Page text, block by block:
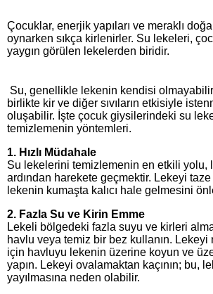
Çocuklar, enerjik yapıları ve meraklı
oynarken sıkça kirlenirler. Su lekeleri,
yaygın görülen lekelerden biridir.
Su, genellikle lekenin kendisi
birlikte kir ve diğer sıvıların etkisiyle
oluşabilir. İşte çocuk giysilerindeki su
temizlemenin yöntemleri.
1. Hızlı Müdahale
Su lekelerini temizlemenin en etkili yolu,
ardından harekete geçmektir. Lekeyi
lekenin kumaşta kalıcı hale gelmesini
2. Fazla Su ve Kirin Emme
Lekeli bölgedeki fazla suyu ve kirleri
havlu veya temiz bir bez kullanın. Lekeyi
için havluyu lekenin üzerine koyun ve
yapın. Lekeyi ovalamaktan kaçının; bu,
yayılmasına neden olabilir.